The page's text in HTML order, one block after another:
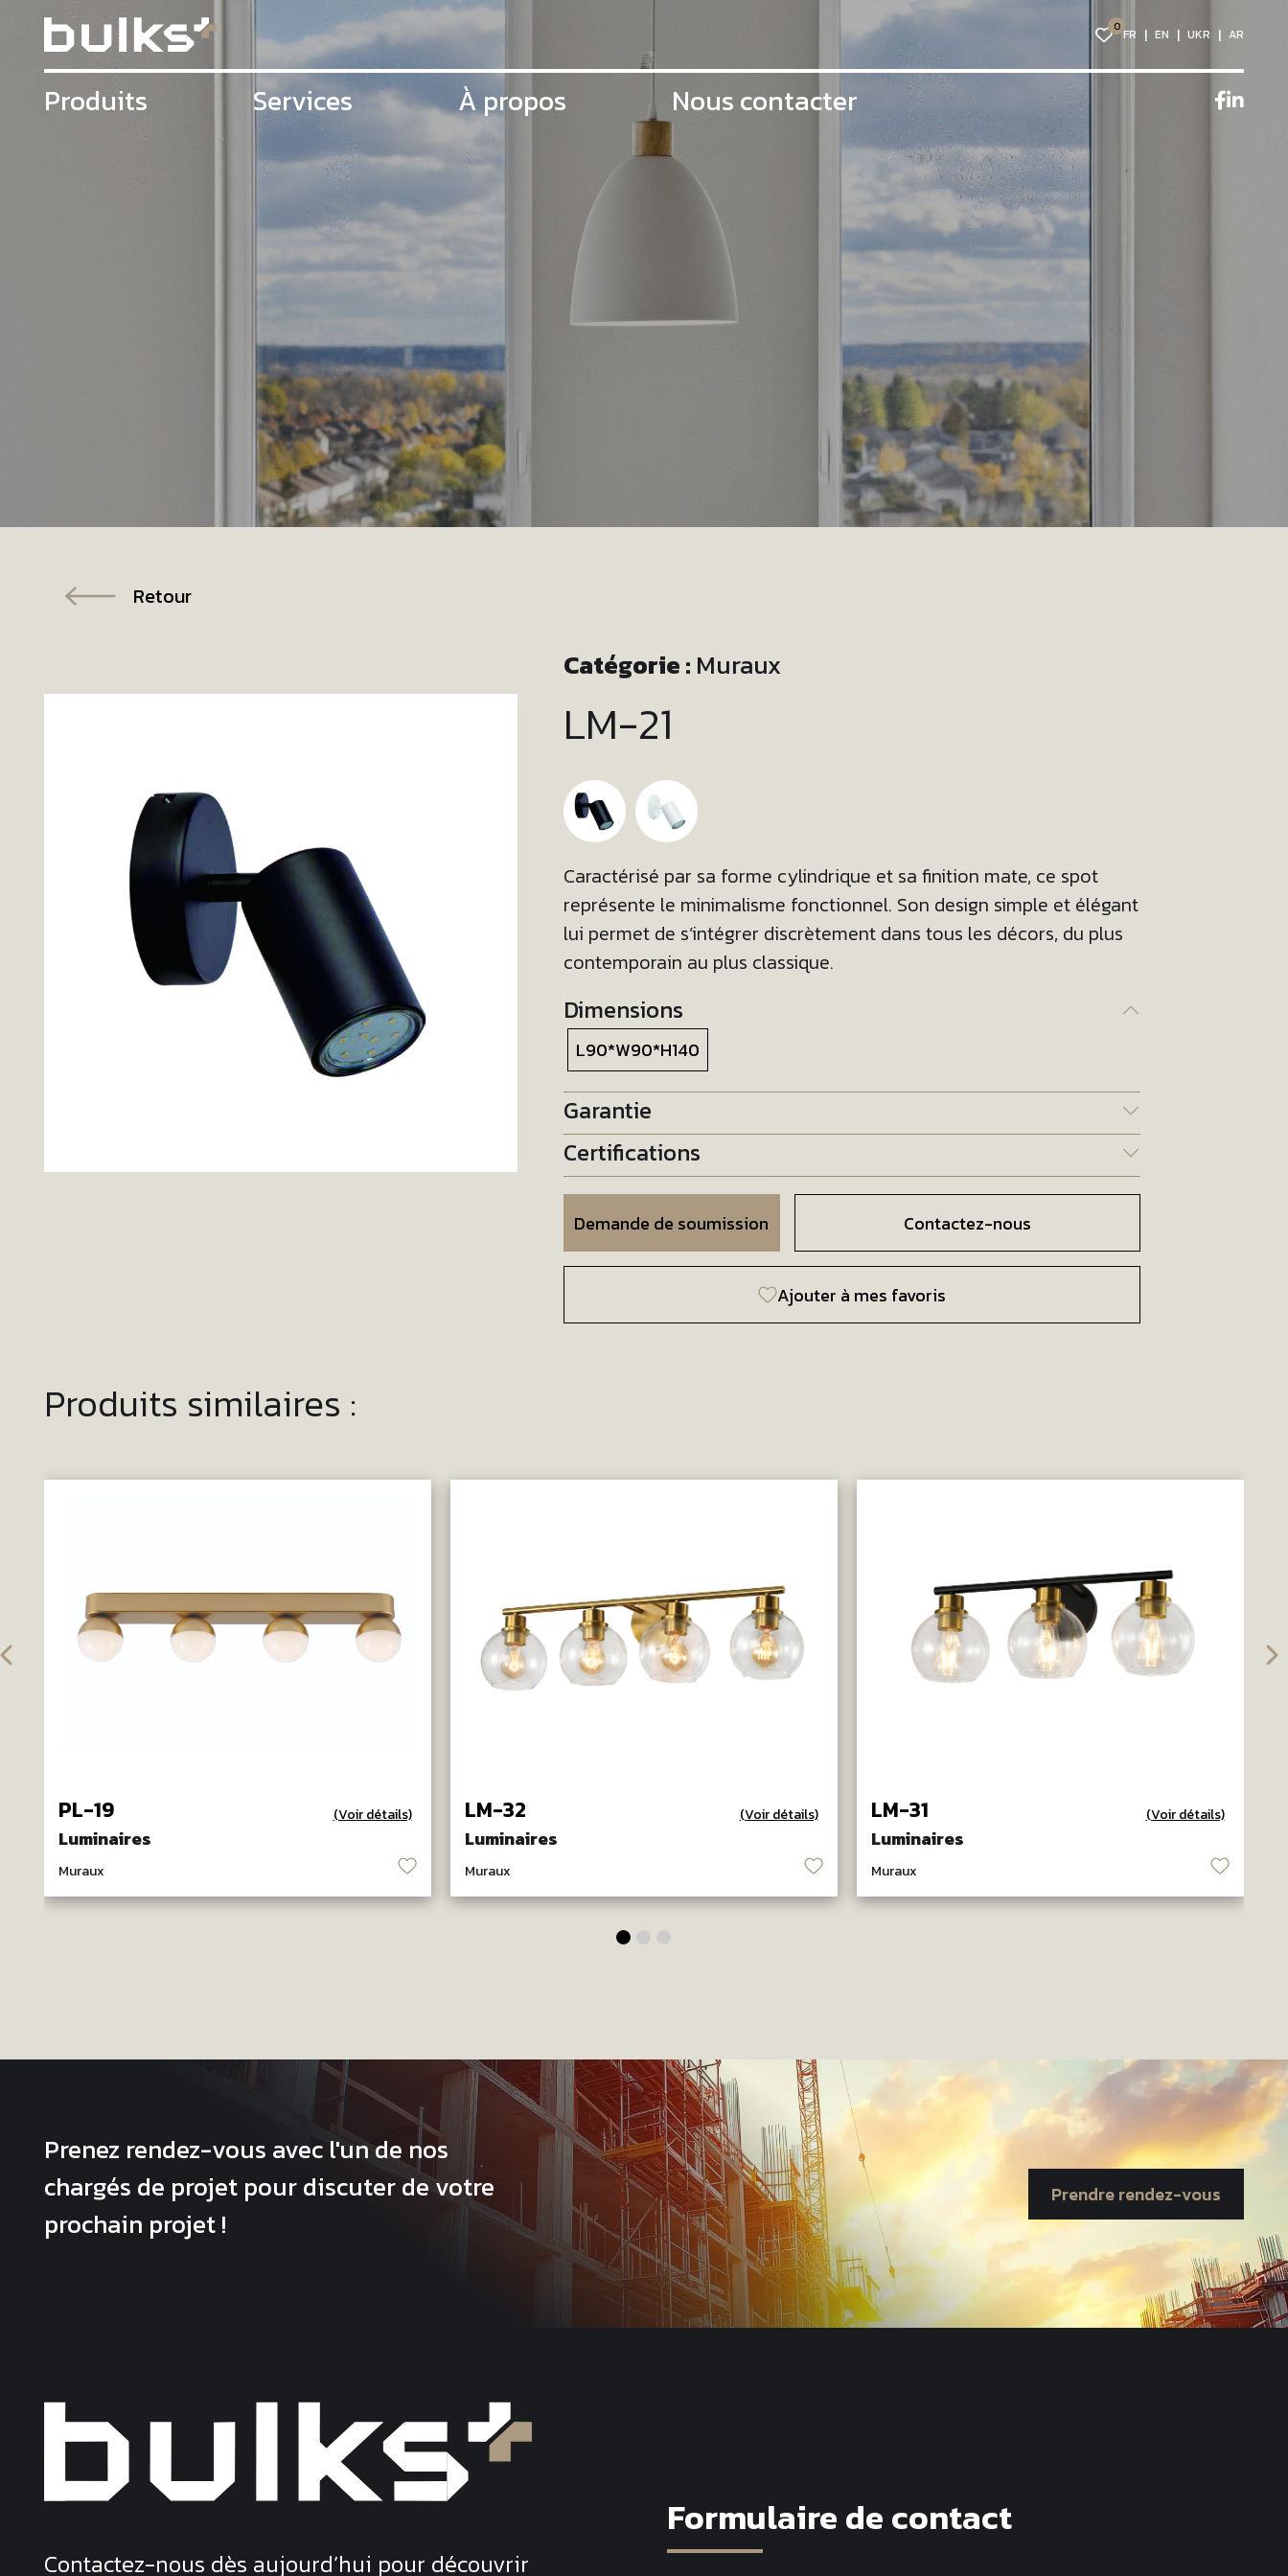
0 FR EN UKR AR
Produits Services À propos Nous contacter
Retour
Catégorie : Muraux
LM-21
Caractérisé par sa forme cylindrique et sa finition mate, ce spot
représente le minimalisme fonctionnel. Son design simple et élégant
lui permet de s’intégrer discrètement dans tous les décors, du plus
contemporain au plus classique.
Dimensions
L90*W90*H140
Garantie
Certifications
Demande de soumission Contactez-nous
Ajouter à mes favoris
Produits similaires :
PL-19 (Voir détails)
Luminaires
Muraux ♡
LM-32 (Voir détails)
Luminaires
Muraux ♡
LM-31 (Voir détails)
Luminaires
Muraux ♡
Prenez rendez-vous avec l'un de nos
chargés de projet pour discuter de votre
prochain projet !
Prendre rendez-vous
Contactez-nous dès aujourd’hui pour découvrir
Formulaire de contact